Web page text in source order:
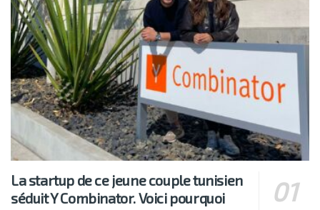
La startup de ce jeune couple tunisien
séduit Y Combinator. Voici pourquoi